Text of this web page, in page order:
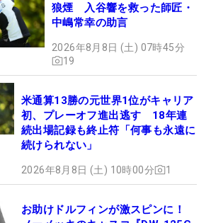
狼煙 入谷響を救った師匠・
中嶋常幸の助言
2026年8月8日 (土) 07時45分
19
米通算13勝の元世界1位がキャリア
初、プレーオフ進出逃す 18年連
続出場記録も終止符「何事も永遠に
続けられない」
2026年8月8日 (土) 10時00分 1
お助けドルフィンが激スピンに！